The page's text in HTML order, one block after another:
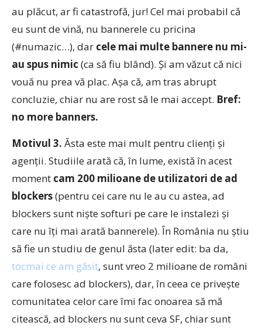
au plăcut, ar fi catastrofă, jur! Cel mai probabil că
eu sunt de vină, nu bannerele cu pricina
(#numazic…), dar cele mai multe bannere nu mi-
au spus nimic (ca să fiu blând). Și am văzut că nici
vouă nu prea vă plac. Așa că, am tras abrupt
concluzie, chiar nu are rost să le mai accept. Bref:
no more banners.
Motivul 3. Ăsta este mai mult pentru clienți și
agenții. Studiile arată că, în lume, există în acest
moment cam 200 milioane de utilizatori de ad
blockers(pentru cei care nu le au cu astea, ad
blockers sunt niște softuri pe care le instalezi și
care nu îți mai arată bannerele). În România nu știu
să fie un studiu de genul ăsta (later edit: ba da,
tocmai ce am găsit, sunt vreo 2 milioane de români
care folosesc ad blockers), dar, în ceea ce privește
comunitatea celor care îmi fac onoarea să mă
citească, ad blockers nu sunt ceva SF, chiar sunt